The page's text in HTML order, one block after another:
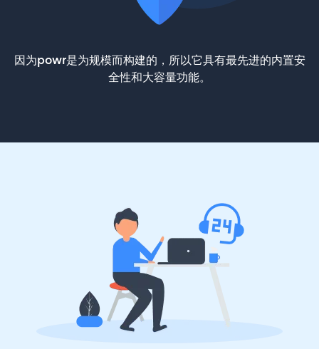
因为powr是为规模而构建的，所以它具有最先进的内置安
全性和大容量功能。